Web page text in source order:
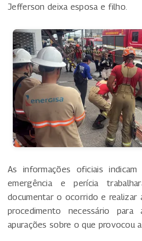
Jefferson deixa esposa e filho.
As informações oficiais
emergência e perícia
documentar o ocorrido e realizar
procedimento necessário para
apurações sobre o que provocou